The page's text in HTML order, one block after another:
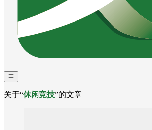
关于“休闲竞技”的文章